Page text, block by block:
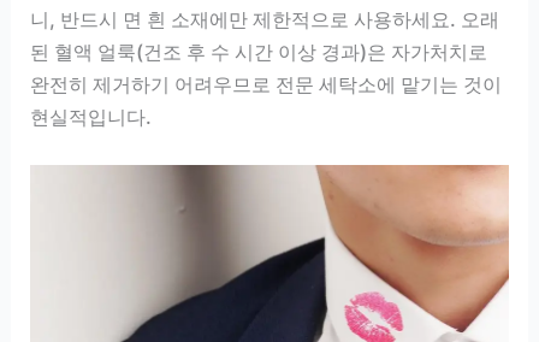
니, 반드시 면 흰 소재에만 제한적으로 사용하세요. 오래
된 혈액 얼룩(건조 후 수 시간 이상 경과)은 자가처치로
완전히 제거하기 어려우므로 전문 세탁소에 맡기는 것이
현실적입니다.